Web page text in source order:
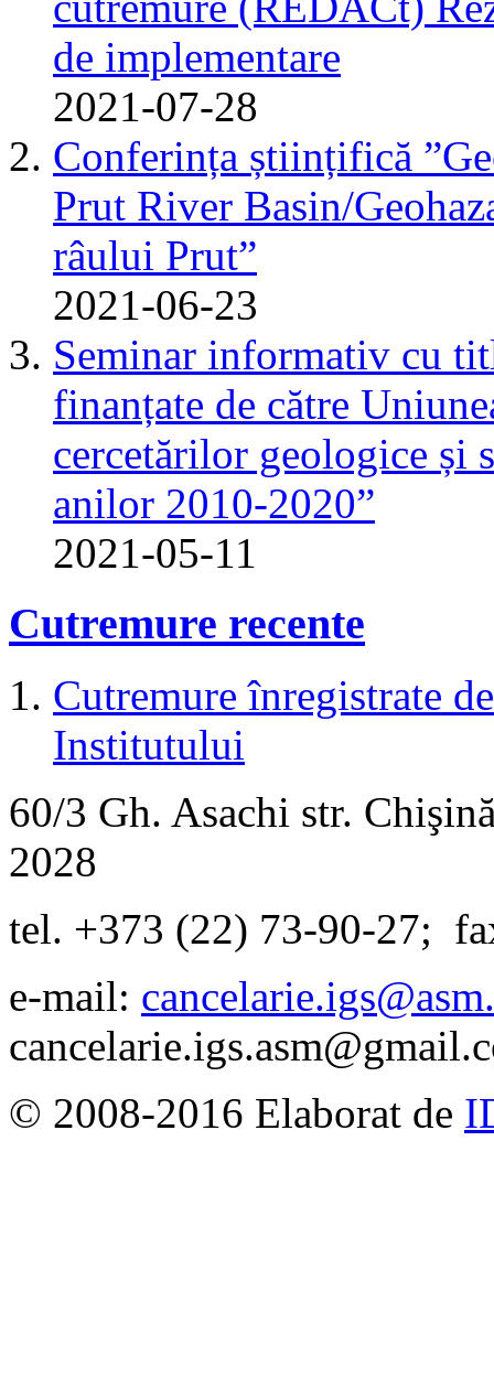
de implementare
2021-07-28
Conferința științifică
Prut River Basin/
râului Prut”
2021-06-23
Seminar informativ cu
finanțate de către
cercetărilor geologice și
anilor 2010-2020”
2021-05-11
Cutremure recente
Cutremure înregistrate
Institutului
60/3 Gh. Asachi str.
2028
tel. +373 (22) 73-90-27;
e-mail:
© 2008-2016 Elaborat de